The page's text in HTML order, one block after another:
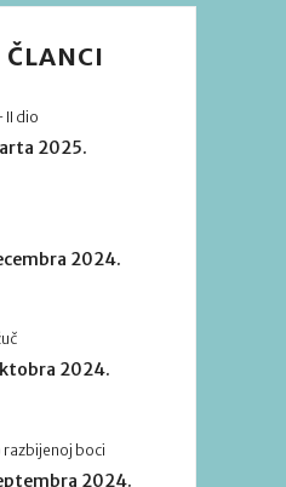
II dio
2025.
2024.
2024.
razbijenoj boci
2024.